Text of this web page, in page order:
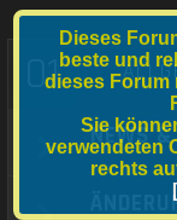
01
NEWS &
Dieses
beste und
dieses Forum
Sie
verwendeten
rechts